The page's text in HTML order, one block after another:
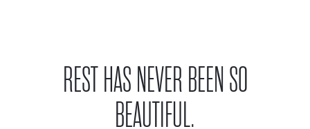
REST HAS NEVER BEEN SO
BEAUTIFUL.